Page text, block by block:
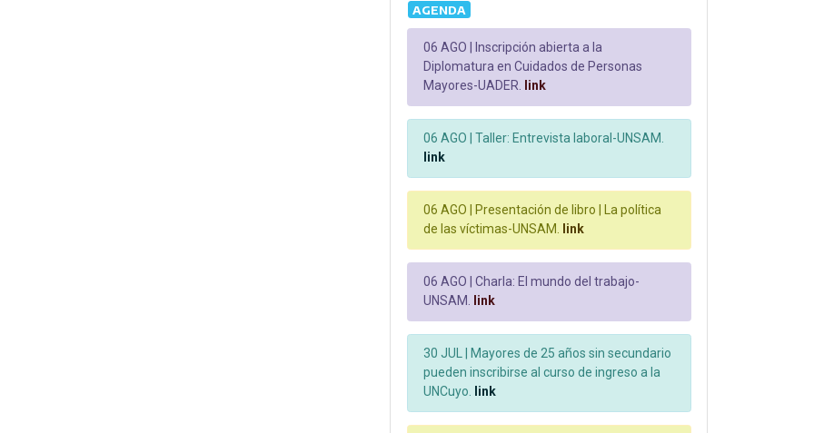
AGENDA
06 AGO |
Inscripción abierta a la
Diplomatura en Cuidados de Personas
Mayores-UADER.
link
06 AGO |
Taller: Entrevista laboral-UNSAM.
link
06 AGO |
Presentación de libro | La política
de las víctimas-UNSAM.
link
06 AGO |
Charla: El mundo del trabajo-
UNSAM.
link
30 JUL |
Mayores de 25 años sin secundario
pueden inscribirse al curso de ingreso a la
UNCuyo.
link